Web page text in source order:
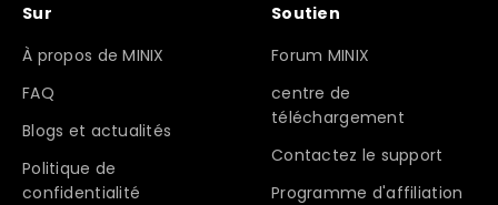
Sur
À propos de MINIX
FAQ
Blogs et actualités
Politique de
confidentialité
Soutien
Forum MINIX
centre de
téléchargement
Contactez le support
Programme d'affiliation